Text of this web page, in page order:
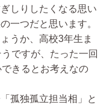
しりしたくなる思い
一つだと思います。
うか、高校3年生ま
ですが、たった一回
きるとお考えなの
孤独孤立担当相」と